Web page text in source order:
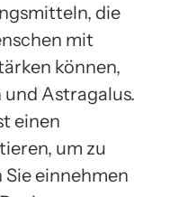
die
mit
können,
und Astragalus.
einen
um zu
einnehmen